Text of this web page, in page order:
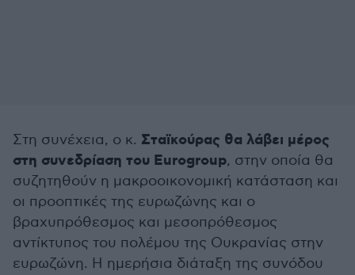
Στη συνέχεια, ο κ. Σταϊκούρας θα λάβει μέρος
στη συνεδρίαση του Eurogroup, στην οποία θα
συζητηθούν η μακροοικονομική κατάσταση και
οι προοπτικές της ευρωζώνης και ο
βραχυπρόθεσμος και μεσοπρόθεσμος
αντίκτυπος του πολέμου της Ουκρανίας στην
ευρωζώνη. Η ημερήσια διάταξη της συνόδου